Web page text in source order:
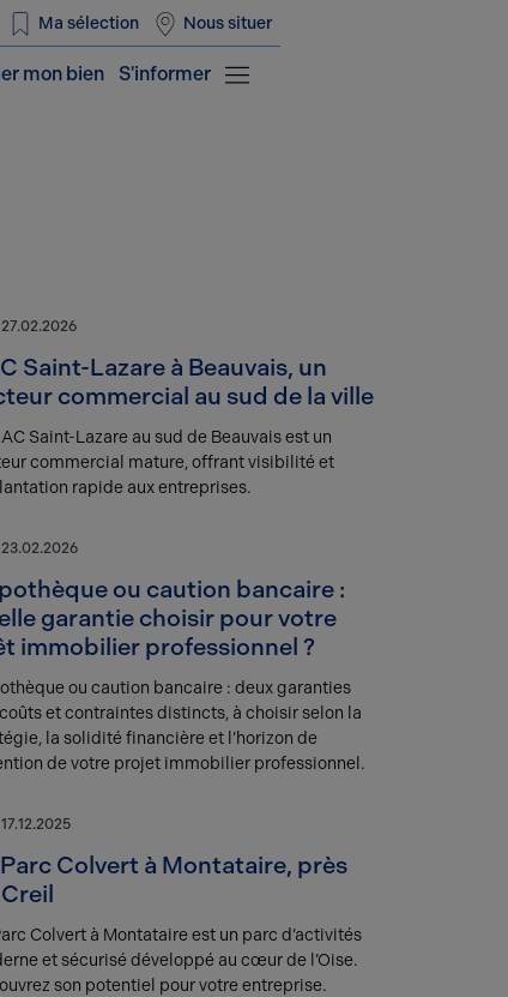
Ma sélection Nous situer
S'informer
mon bien
27.02.2026
Saint-Lazare à Beauvais, un
commercial au sud de la ville
Saint-Lazare au sud de Beauvais est un
commercial mature, offrant visibilité et
rapide aux entreprises.
23.02.2026
ou caution bancaire :
garantie choisir pour votre
immobilier professionnel ?
ou caution bancaire : deux garanties
et contraintes distincts, à choisir selon la
la solidité financière et l’horizon de
de votre projet immobilier professionnel.
17.12.2025
Colvert à Montataire, près
Colvert à Montataire est un parc d’activités
et sécurisé développé au cœur de l’Oise.
son potentiel pour votre entreprise.